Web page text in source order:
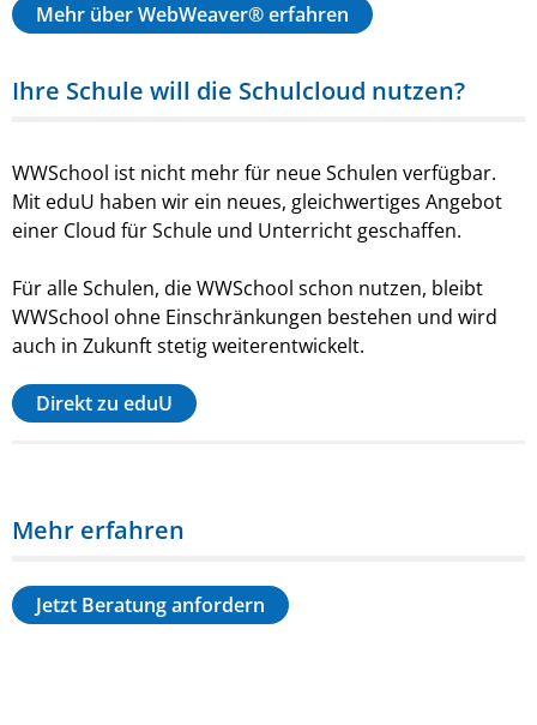
Mehr über WebWeaver® erfahren
Ihre Schule will die Schulcloud nutzen?
WWSchool ist nicht mehr für neue Schulen verfügbar.
Mit eduU haben wir ein neues, gleichwertiges Angebot
einer Cloud für Schule und Unterricht geschaffen.
Für alle Schulen, die WWSchool schon nutzen, bleibt
WWSchool ohne Einschränkungen bestehen und wird
auch in Zukunft stetig weiterentwickelt.
Direkt zu eduU
Mehr erfahren
Jetzt Beratung anfordern